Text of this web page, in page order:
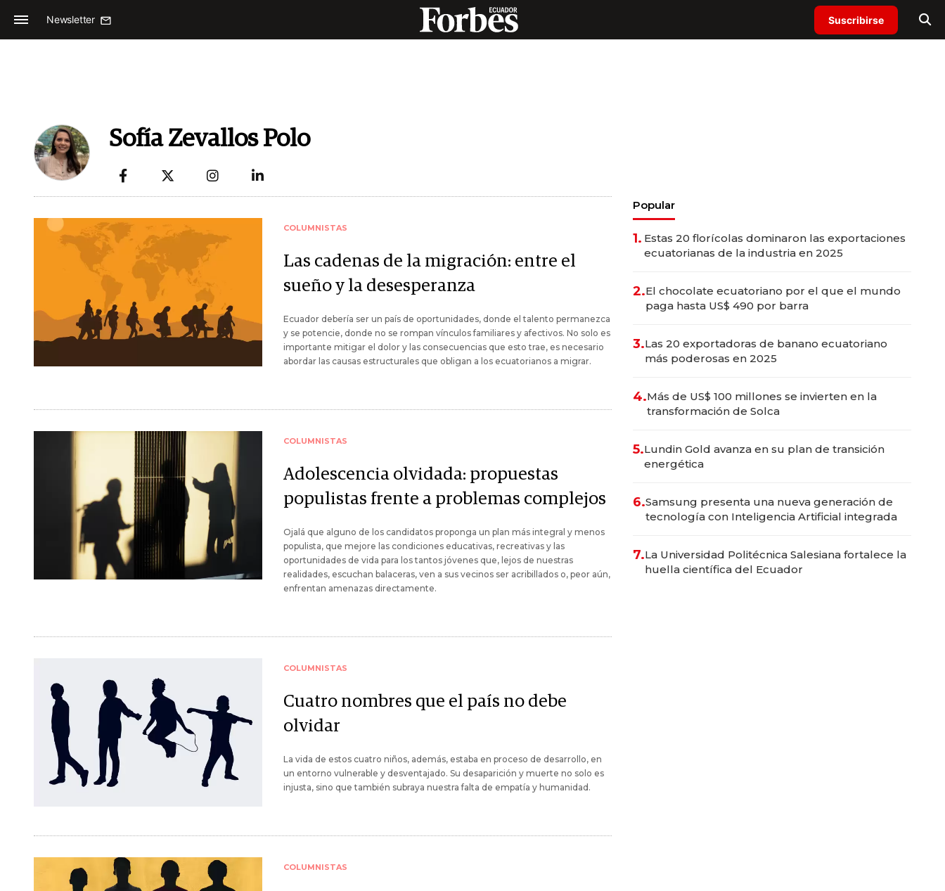
Newsletter Suscribirse
Sofía Zevallos Polo
COLUMNISTAS
Las cadenas de la migración: entre el
sueño y la desesperanza
Ecuador debería ser un país de oportunidades, donde el talento permanezca
y se potencie, donde no se rompan vínculos familiares y afectivos. No solo es
importante mitigar el dolor y las consecuencias que esto trae, es necesario
abordar las causas estructurales que obligan a los ecuatorianos a migrar.
COLUMNISTAS
Adolescencia olvidada: propuestas
populistas frente a problemas complejos
Ojalá que alguno de los candidatos proponga un plan más integral y menos
populista, que mejore las condiciones educativas, recreativas y las
oportunidades de vida para los tantos jóvenes que, lejos de nuestras
realidades, escuchan balaceras, ven a sus vecinos ser acribillados o, peor aún,
enfrentan amenazas directamente.
COLUMNISTAS
Cuatro nombres que el país no debe
olvidar
La vida de estos cuatro niños, además, estaba en proceso de desarrollo, en
un entorno vulnerable y desventajado. Su desaparición y muerte no solo es
injusta, sino que también subraya nuestra falta de empatía y humanidad.
COLUMNISTAS
Popular
1. Estas 20 florícolas dominaron las exportaciones
ecuatorianas de la industria en 2025
2.El chocolate ecuatoriano por el que el mundo
paga hasta US$ 490 por barra
3.Las 20 exportadoras de banano ecuatoriano
más poderosas en 2025
4.Más de US$ 100 millones se invierten en la
transformación de Solca
5.Lundin Gold avanza en su plan de transición
energética
6.Samsung presenta una nueva generación de
tecnología con Inteligencia Artificial integrada
7.La Universidad Politécnica Salesiana fortalece la
huella científica del Ecuador